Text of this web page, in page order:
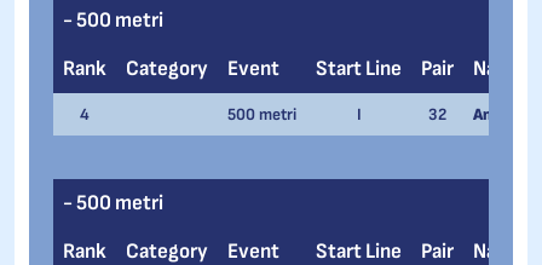
- 500 metri
Rank
Category Event Start Line Pair Name
4 500 metri I 32 Andrea
- 500 metri
Rank
Category Event Start Line Pair Name